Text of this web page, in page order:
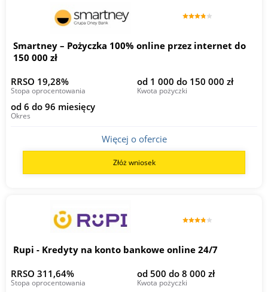
Smartney – Pożyczka 100% online przez internet do
150 000 zł
RRSO 19,28%
Stopa oprocentowania
od 1 000 do 150 000 zł
Kwota pożyczki
od 6 do 96 miesięcy
Okres
Więcej o ofercie
Złóż wniosek
Rupi - Kredyty na konto bankowe online 24/7
RRSO 311,64%
Stopa oprocentowania
od 500 do 8 000 zł
Kwota pożyczki